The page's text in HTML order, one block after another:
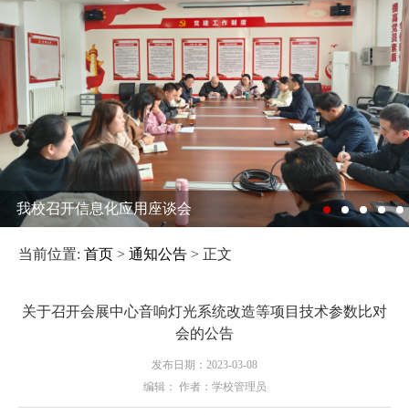
我校召开信息化应用座谈会
当前位置: 首页 > 通知公告 > 正文
关于召开会展中心音响灯光系统改造等项目技术参数比对
会的公告
发布日期：2023-03-08
编辑： 作者：学校管理员